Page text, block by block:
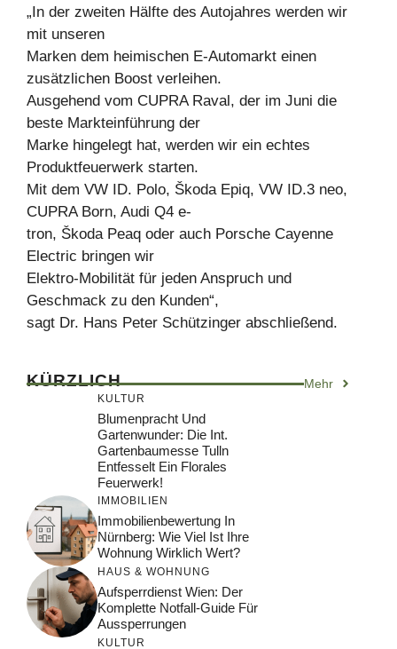
„In der zweiten Hälfte des Autojahres werden wir
mit unseren
Marken dem heimischen E-Automarkt einen
zusätzlichen Boost verleihen.
Ausgehend vom CUPRA Raval, der im Juni die
beste Markteinführung der
Marke hingelegt hat, werden wir ein echtes
Produktfeuerwerk starten.
Mit dem VW ID. Polo, Škoda Epiq, VW ID.3 neo,
CUPRA Born, Audi Q4 e-
tron, Škoda Peaq oder auch Porsche Cayenne
Electric bringen wir
Elektro-Mobilität für jeden Anspruch und
Geschmack zu den Kunden“,
sagt Dr. Hans Peter Schützinger abschließend.
KÜRZLICH Mehr
KULTUR
Blumenpracht Und
Gartenwunder: Die Int.
Gartenbaumesse Tulln
Entfesselt Ein Florales
Feuerwerk!
IMMOBILIEN
Immobilienbewertung In
Nürnberg: Wie Viel Ist Ihre
Wohnung Wirklich Wert?
HAUS & WOHNUNG
Aufsperrdienst Wien: Der
Komplette Notfall-Guide Für
Aussperrungen
KULTUR